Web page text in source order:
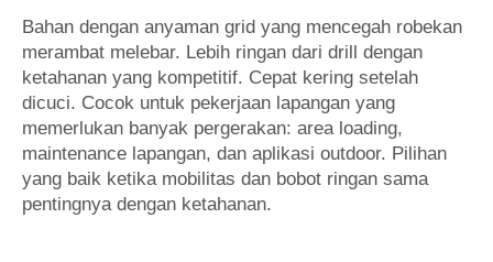
Bahan dengan anyaman grid yang mencegah robekan
merambat melebar. Lebih ringan dari drill dengan
ketahanan yang kompetitif. Cepat kering setelah
dicuci. Cocok untuk pekerjaan lapangan yang
memerlukan banyak pergerakan: area loading,
maintenance lapangan, dan aplikasi outdoor. Pilihan
yang baik ketika mobilitas dan bobot ringan sama
pentingnya dengan ketahanan.